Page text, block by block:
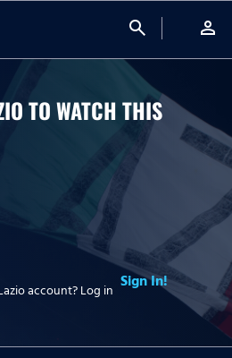
search person
TO WATCHTHIS
account? Log in Sign In!